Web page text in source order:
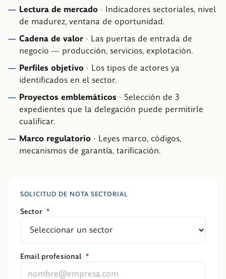
Lectura de mercado · Indicadores sectoriales, nivel
de madurez, ventana de oportunidad.
Cadena de valor · Las puertas de entrada de
negocio — producción, servicios, explotación.
Perfiles objetivo · Los tipos de actores ya
identificados en el sector.
Proyectos emblemáticos · Selección de 3
expedientes que la delegación puede permitirle
cualificar.
Marco regulatorio · Leyes marco, códigos,
mecanismos de garantía, tarificación.
SOLICITUD DE NOTA SECTORIAL
Sector *
Email profesional *